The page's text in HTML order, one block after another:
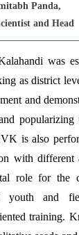
Panda,
and Head
was
as district
and
popularizing
is also
with different
role for the
youth and
training.